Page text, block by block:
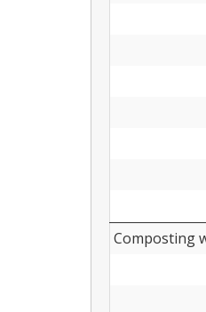
Composting